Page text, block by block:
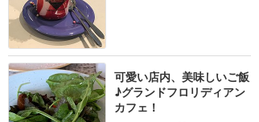
可愛い店内、美味しいご飯
♪グランドフロリディアン
カフェ！